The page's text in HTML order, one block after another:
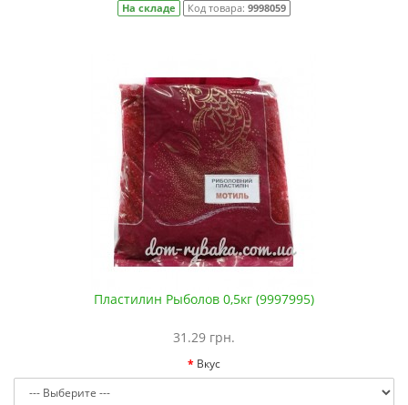
На складе Код товара: 9998059
Пластилин Рыболов 0,5кг (9997995)
31.29 грн.
Вкус